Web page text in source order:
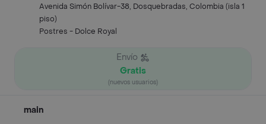
Avenida Simón Bolívar-38, Dosquebradas, Colombia (isla 1
piso)
Postres - Dolce Royal
Envío
Gratis
(nuevos usuarios)
main